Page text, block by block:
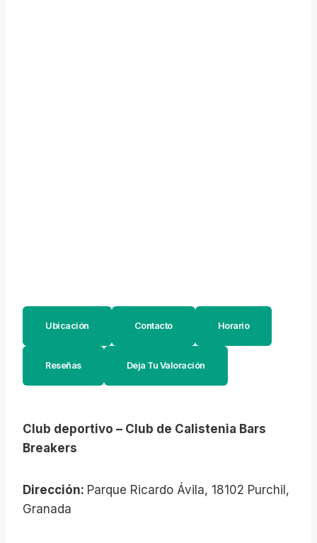
Ubicación Contacto Horario
Reseñas Deja Tu Valoración
Club deportivo – Club de Calistenia Bars
Breakers
Dirección: Parque Ricardo Ávila, 18102 Purchil,
Granada